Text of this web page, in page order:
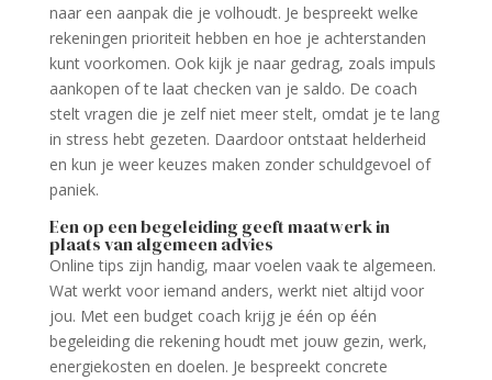
naar een aanpak die je volhoudt. Je bespreekt welke
rekeningen prioriteit hebben en hoe je achterstanden
kunt voorkomen. Ook kijk je naar gedrag, zoals impuls
aankopen of te laat checken van je saldo. De coach
stelt vragen die je zelf niet meer stelt, omdat je te lang
in stress hebt gezeten. Daardoor ontstaat helderheid
en kun je weer keuzes maken zonder schuldgevoel of
paniek.
Een op een begeleiding geeft maatwerk in
plaats van algemeen advies
Online tips zijn handig, maar voelen vaak te algemeen.
Wat werkt voor iemand anders, werkt niet altijd voor
jou. Met een budget coach krijg je één op één
begeleiding die rekening houdt met jouw gezin, werk,
energiekosten en doelen. Je bespreekt concrete